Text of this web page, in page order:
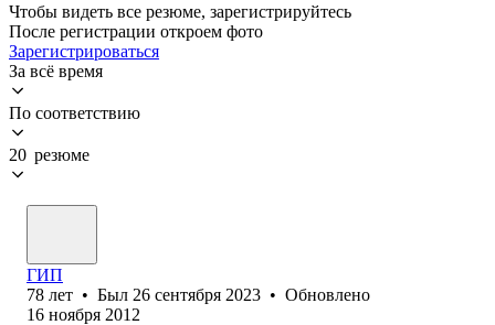
Чтобы видеть все резюме, зарегистрируйтесь
После регистрации откроем фото
Зарегистрироваться
За всё время
По соответствию
20 резюме
ГИП
78 лет • Был 26 сентября 2023 • Обновлено
16 ноября 2012